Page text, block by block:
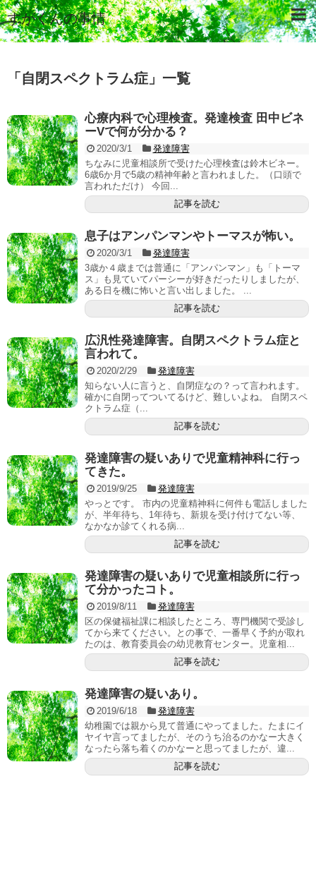
すがくんの事情
「 自閉スペクトラム症 」 一覧
心療内科で心理検査。発達検査 田中ビネ
ーVで何が分かる？
2020/3/1
発達障害
ちなみに児童相談所で受けた心理検査は鈴木ビネー。
6歳6か月で5歳の精神年齢と言われました。（口頭で
言われただけ） 今回...
記事を読む
息子はアンパンマンやトーマスが怖い。
2020/3/1
発達障害
3歳か４歳までは普通に「アンパンマン」も「トーマ
ス」も見ていてパーシーが好きだったりしましたが、
ある日を機に怖いと言い出しました。 ...
記事を読む
広汎性発達障害。自閉スペクトラム症と
言われて。
2020/2/29
発達障害
知らない人に言うと、自閉症なの？って言われます。
確かに自閉ってついてるけど、難しいよね。 自閉スペ
クトラム症（...
記事を読む
発達障害の疑いありで児童精神科に行っ
てきた。
2019/9/25
発達障害
やっとです。 市内の児童精神科に何件も電話しました
が、半年待ち、1年待ち、新規を受け付けてない等、
なかなか診てくれる病...
記事を読む
発達障害の疑いありで児童相談所に行っ
て分かったコト。
2019/8/11
発達障害
区の保健福祉課に相談したところ、専門機関で受診し
てから来てください。との事で、一番早く予約が取れ
たのは、教育委員会の幼児教育センター。児童相...
記事を読む
発達障害の疑いあり。
2019/6/18
発達障害
幼稚園では親から見て普通にやってました。たまにイ
ヤイヤ言ってましたが、そのうち治るのかなー大きく
なったら落ち着くのかなーと思ってましたが、違...
記事を読む